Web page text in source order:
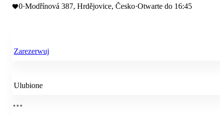
0·Modřínová 387, Hrdějovice, Česko·Otwarte do 16:45
Zarezerwuj
Ulubione